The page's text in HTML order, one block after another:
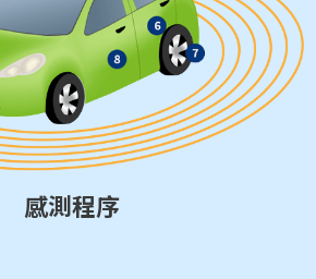
感測程序